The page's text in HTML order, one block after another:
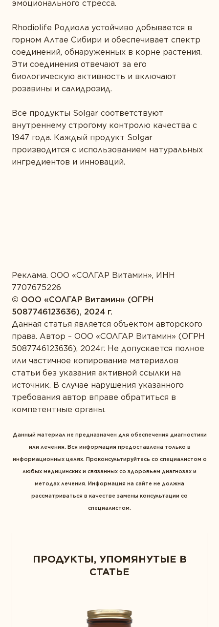
эмоционального стресса.
Rhodiolife Родиола устойчиво добывается в
горном Алтае Сибири и обеспечивает спектр
соединений, обнаруженных в корне растения.
Эти соединения отвечают за его
биологическую активность и включают
розавины и салидрозид.
Все продукты Solgar соответствуют
внутреннему строгому контролю качества с
1947 года. Каждый продукт Solgar
производится с использованием натуральных
ингредиентов и инноваций.
Реклама. ООО «СОЛГАР Витамин», ИНН
7707675226
© ООО «CОЛГАР Витамин» (ОГРН
5087746123636), 2024 г.
Данная статья является объектом авторского
права. Автор – ООО «СОЛГАР Витамин» (ОГРН
5087746123636), 2024г. Не допускается полное
или частичное копирование материалов
статьи без указания активной ссылки на
источник. В случае нарушения указанного
требования автор вправе обратиться в
компетентные органы.
Данный материал не предназначен для обеспечения диагностики
или лечения. Вся информация предоставлена только в
информационных целях. Проконсультируйтесь со специалистом о
любых медицинских и связанных со здоровьем диагнозах и
методах лечения. Информация на сайте не должна
рассматриваться в качестве замены консультации со
специалистом.
ПРОДУКТЫ, УПОМЯНУТЫЕ В
СТАТЬЕ